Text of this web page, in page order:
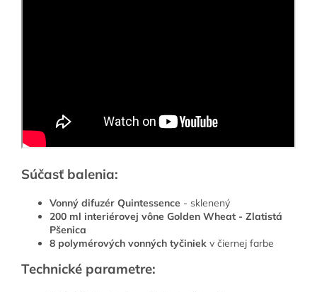
Súčasť balenia:
Vonný difuzér Quintessence - sklenený
200 ml interiérovej vône Golden Wheat - Zlatistá
Pšenica
8 polymérových vonných tyčiniek v čiernej farbe
Technické parametre: